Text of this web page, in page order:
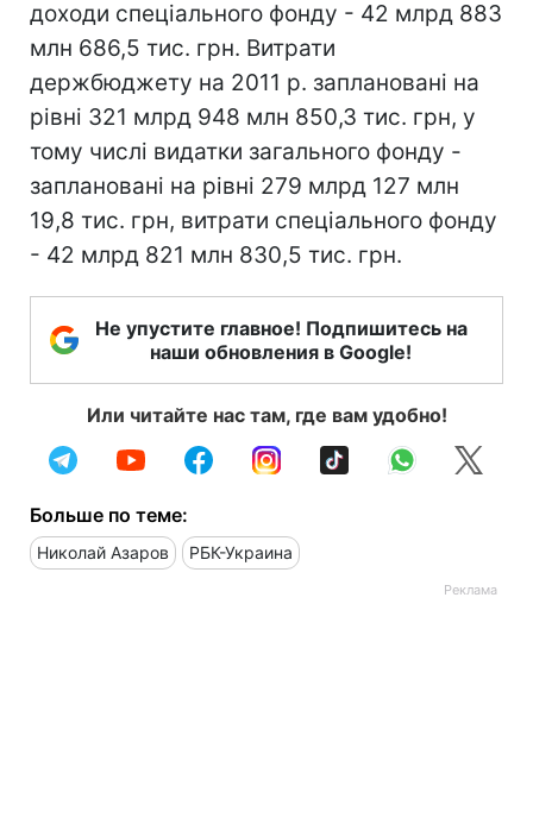
доходи спеціального фонду - 42 млрд 883
млн 686,5 тис. грн. Витрати
держбюджету на 2011 р. заплановані на
рівні 321 млрд 948 млн 850,3 тис. грн, у
тому числі видатки загального фонду -
заплановані на рівні 279 млрд 127 млн
19,8 тис. грн, витрати спеціального фонду
- 42 млрд 821 млн 830,5 тис. грн.
Не упустите главное! Подпишитесь на
наши обновления в Google!
Или читайте нас там, где вам удобно!
Больше по теме:
Николай Азаров РБК-Украина